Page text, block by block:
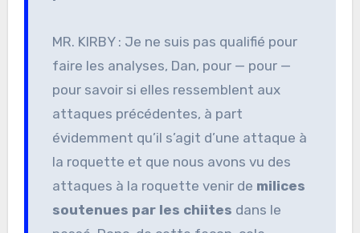
MR. KIRBY : Je ne suis pas qualifié pour
faire les analyses, Dan, pour — pour —
pour savoir si elles ressemblent aux
attaques précédentes, à part
évidemment qu’il s’agit d’une attaque à
la roquette et que nous avons vu des
attaques à la roquette venir de milices
soutenues par les chiites dans le